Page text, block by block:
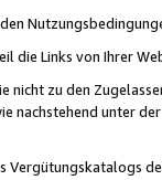
Links von Ihrer
zu den
nachstehend unter
Vergütungskatalogs